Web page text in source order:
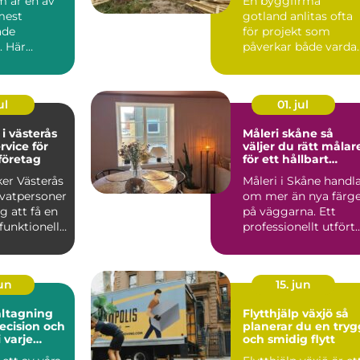
Här
gotland anlitas ofta
för projekt som
påverkar både
boendekvalitet u...
västerås
för
Västerås
att få en
01. jul
Måleri skåne så
väljer du rätt
för ett hållbart
Måleri i Skåne
om mer än nya
på väggarna. Ett
professionellt utfört
och
varje
15. jun
Flytthjälp växjö så
planerar du en
och smidig flytt